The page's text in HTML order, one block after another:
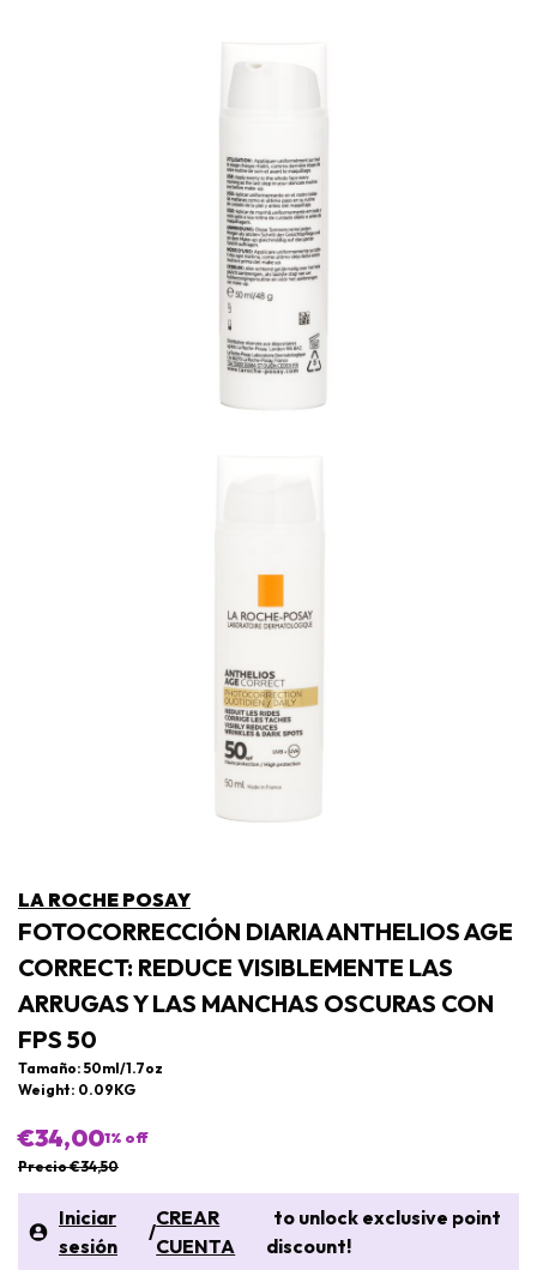
LA ROCHE POSAY
FOTOCORRECCIÓN DIARIA ANTHELIOS AGE
CORRECT: REDUCE VISIBLEMENTE LAS
ARRUGAS Y LAS MANCHAS OSCURAS CON
FPS 50
Tamaño: 50ml/1.7oz
Weight: 0.09KG
€34,001% off
Precio €34,50
Iniciar
sesión
/
CREAR
CUENTA
to unlock exclusive point
discount!